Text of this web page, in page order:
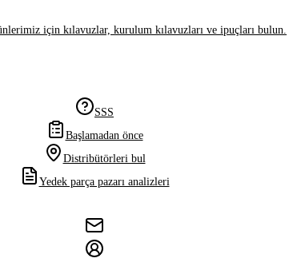
için kılavuzlar, kurulum kılavuzları ve ipuçları bulun.
SSS
Başlamadan önce
Distribütörleri bul
Yedek parça pazarı analizleri